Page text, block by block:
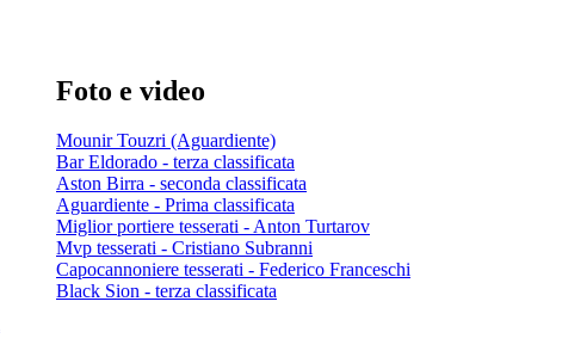
Foto e video
Mounir Touzri (Aguardiente)
Bar Eldorado - terza classificata
Aston Birra - seconda classificata
Aguardiente - Prima classificata
Miglior portiere tesserati - Anton Turtarov
Mvp tesserati - Cristiano Subranni
Capocannoniere tesserati - Federico Franceschi
Black Sion - terza classificata